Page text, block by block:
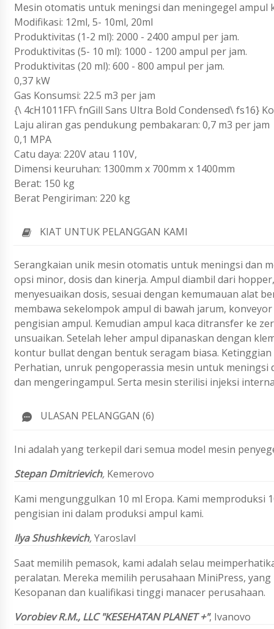
Mesin otomatis untuk meningsi dan meningegel ampul
Modifikasi: 12ml, 5- 10ml, 20ml
Produktivitas (1-2 ml): 2000 - 2400 ampul per jam.
Produktivitas (5- 10 ml): 1000 - 1200 ampul per jam.
Produktivitas (20 ml): 600 - 800 ampul per jam.
0,37 kW
Gas Konsumsi: 22.5 m3 per jam
{\ 4cH1011FF\ fnGill Sans Ultra Bold Condensed\ fs16}
Laju aliran gas pendukung pembakaran: 0,7 m3 per jam
0,1 MPA
Catu daya: 220V atau 110V,
Dimensi keuruhan: 1300mm x 700mm x 1400mm
Berat: 150 kg
Berat Pengiriman: 220 kg
KIAT UNTUK PELANGGAN KAMI
Serangkaian unik mesin otomatis untuk meningsi dan
opsi minor, dosis dan kinerja. Ampul diambil dari
menyesuaikan dosis, sesuai dengan kemumauan alat
membawa sekelompok ampul di bawah jarum,
pengisian ampul. Kemudian ampul kaca ditransfer ke
unsuaikan. Setelah leher ampul dipanaskan dengan
kontur bullat dengan bentuk seragam biasa.
Perhatian, unruk pengoperassia mesin untuk
dan mengeringampul. Serta mesin sterilisi injeksi
ULASAN PELANGGAN (6)
Ini adalah yang terkepil dari semua model mesin
Stepan Dmitrievich, Kemerovo
Kami mengunggulkan 10 ml Eropa. Kami
pengisian ini dalam produksi ampul kami.
Ilya Shushkevich,Yaroslavl
Saat memilih pemasok, kami adalah selau
peralatan. Mereka memilih perusahaan MiniPress,
Kesopanan dan kualifikasi tinggi manacer perusahaan.
VorobievR.M., LLC "KESEHATAN PLANET +", Ivanovo